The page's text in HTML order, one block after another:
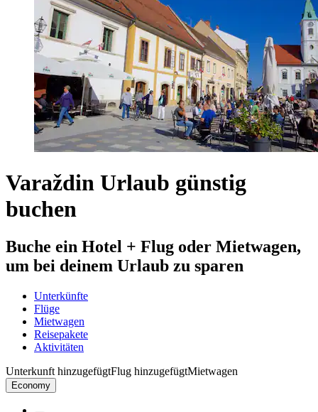
Varaždin Urlaub günstig
buchen
Buche ein Hotel + Flug oder Mietwagen,
um bei deinem Urlaub zu sparen
Unterkünfte
Flüge
Mietwagen
Reisepakete
Aktivitäten
Unterkunft hinzugefügtFlug hinzugefügtMietwagen
Economy